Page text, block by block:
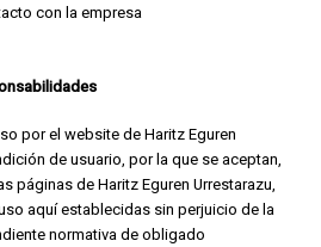
con la empresa
por el website de Haritz Eguren
de usuario, por la que se aceptan,
páginas de Haritz Eguren Urrestarazu,
aquí establecidas sin perjuicio de la
normativa de obligado